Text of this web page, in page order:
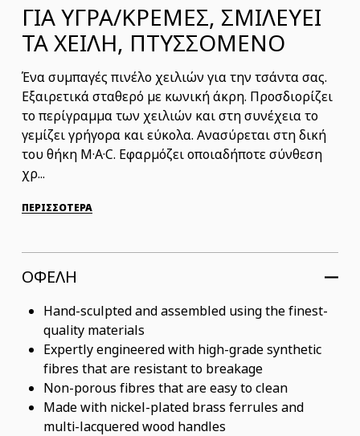
ΓΙΑ ΥΓΡΑ/ΚΡΕΜΕΣ, ΣΜΙΛΕΥΕΙ
ΤΑ ΧΕΙΛΗ, ΠΤΥΣΣΟΜΕΝΟ
Ένα συμπαγές πινέλο χειλιών για την τσάντα σας.
Εξαιρετικά σταθερό με κωνική άκρη. Προσδιορίζει
το περίγραμμα των χειλιών και στη συνέχεια το
γεμίζει γρήγορα και εύκολα. Ανασύρεται στη δική
του θήκη M·A·C. Εφαρμόζει οποιαδήποτε σύνθεση
χρ...
ΠΕΡΙΣΣΟΤΕΡΑ
ΟΦΕΛΗ
Hand-sculpted and assembled using the finest-
quality materials
Expertly engineered with high-grade synthetic
fibres that are resistant to breakage
Non-porous fibres that are easy to clean
Made with nickel-plated brass ferrules and
multi-lacquered wood handles